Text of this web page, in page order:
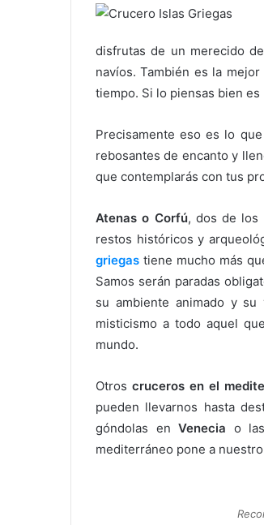
disfrutas de un merecido
navíos. También es la
tiempo. Si lo piensas bien
Precisamente eso es lo
rebosantes de encanto y
que contemplarás con tus
Atenas o Corfú, dos de los
restos históricos y
griegas tiene mucho más
Samos serán paradas
su ambiente animado y su
misticismo a todo aquel
mundo.
Otros cruceros en el
pueden llevarnos hasta
góndolas enVenecia o
mediterráneo pone a